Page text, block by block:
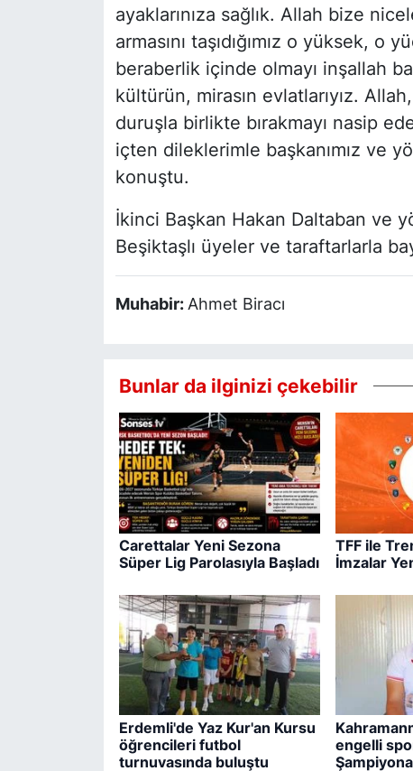
ayaklarınıza sağlık. Allah bize
armasını taşıdığımız o yüksek,
beraberlik içinde olmayı inşallah
kültürün, mirasın evlatlarıyız.
duruşla birlikte bırakmayı nasip
içten dileklerimle başkanımız ve
konuştu.
İkinci Başkan Hakan Daltaban ve
Beşiktaşlı üyeler ve taraftarlarla
Muhabir: Ahmet Biracı
Bunlar da ilginizi çekebilir
Carettalar Yeni Sezona
Süper Lig Parolasıyla Başladı
TFF ile
İmzalar
Erdemli'de Yaz Kur'an Kursu
öğrencileri futbol
turnuvasında buluştu
engelli